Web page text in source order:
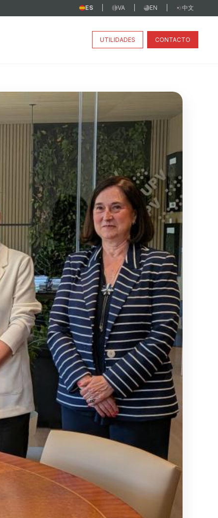
ES VA EN 中文
UTILIDADES CONTACTO